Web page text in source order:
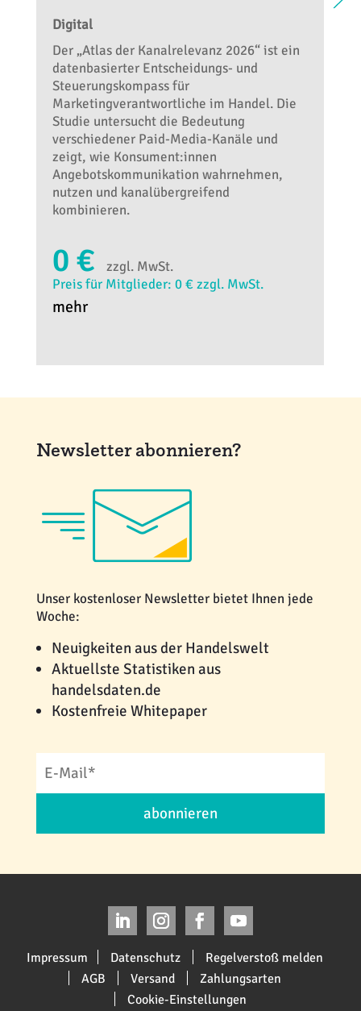
Digital
Der „Atlas der Kanalrelevanz 2026“ ist ein
datenbasierter Entscheidungs- und
Steuerungskompass für
Marketingverantwortliche im Handel. Die
Studie untersucht die Bedeutung
verschiedener Paid-Media-Kanäle und
zeigt, wie Konsument:innen
Angebotskommunikation wahrnehmen,
nutzen und kanalübergreifend
kombinieren.
0 €
zzgl. MwSt.
Preis für Mitglieder: 0 € zzgl. MwSt.
mehr
Newsletter abonnieren?
Unser kostenloser Newsletter bietet Ihnen jede
Woche:
Neuigkeiten aus der Handelswelt
Aktuellste Statistiken aus
handelsdaten.de
Kostenfreie Whitepaper
abonnieren
Impressum Datenschutz
Regelverstoß melden
AGB
Versand
Zahlungsarten
Cookie-Einstellungen